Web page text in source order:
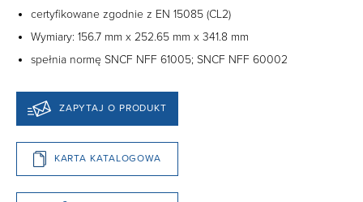
certyfikowane zgodnie z EN 15085 (CL2)
Wymiary: 156.7 mm x 252.65 mm x 341.8 mm
spełnia normę SNCF NFF 61005; SNCF NFF 60002
ZAPYTAJ O PRODUKT
KARTA KATALOGOWA